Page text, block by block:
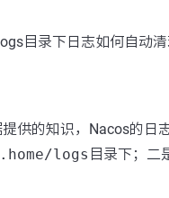
目录下日志如何自动
供的知识，Nacos的日
logs 目录下；二